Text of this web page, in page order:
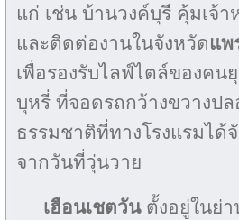
แก่ เช่น บ้านวงค์บุรี คุ้มเจ้
และติดต่องานในจังหวัดแพ
เพื่อรองรับไลฟ์ไตล์ของค
บุหรี่ ที่จอดรถกว้างขวางป
ธรรมชาติที่ทางโรงแรมได้
จากวันที่วุ่นวาย
เฮือนเชตวัน ตั้งอยู่ในย่า